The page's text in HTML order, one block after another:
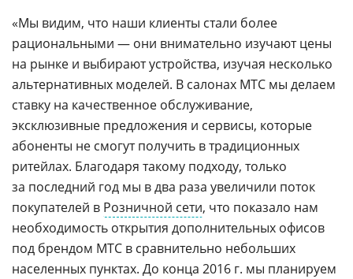
«Мы видим, что наши клиенты стали более
рациональными — они внимательно изучают цены
на рынке и выбирают устройства, изучая несколько
альтернативных моделей. В салонах МТС мы делаем
ставку на качественное обслуживание,
эксклюзивные предложения и сервисы, которые
абоненты не смогут получить в традиционных
ритейлах. Благодаря такому подходу, только
за последний год мы в два раза увеличили поток
покупателей в Розничной сети, что показало нам
необходимость открытия дополнительных офисов
под брендом МТС в сравнительно небольших
населенных пунктах. До конца 2016 г. мы планируем